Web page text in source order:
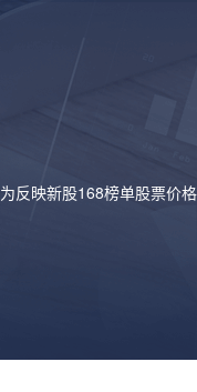
为反映新股168榜单股票价